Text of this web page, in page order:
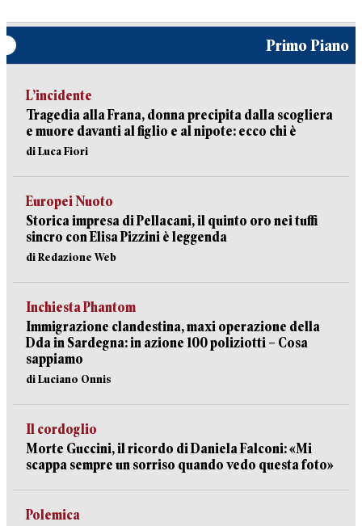
Primo Piano
L’incidente
Tragedia alla Frana, donna precipita dalla scogliera
e muore davanti al figlio e al nipote: ecco chi è
di Luca Fiori
Europei Nuoto
Storica impresa di Pellacani, il quinto oro nei tuffi
sincro con Elisa Pizzini è leggenda
di Redazione Web
Inchiesta Phantom
Immigrazione clandestina, maxi operazione della
Dda in Sardegna: in azione 100 poliziotti – Cosa
sappiamo
di Luciano Onnis
Il cordoglio
Morte Guccini, il ricordo di Daniela Falconi: «Mi
scappa sempre un sorriso quando vedo questa foto»
Polemica